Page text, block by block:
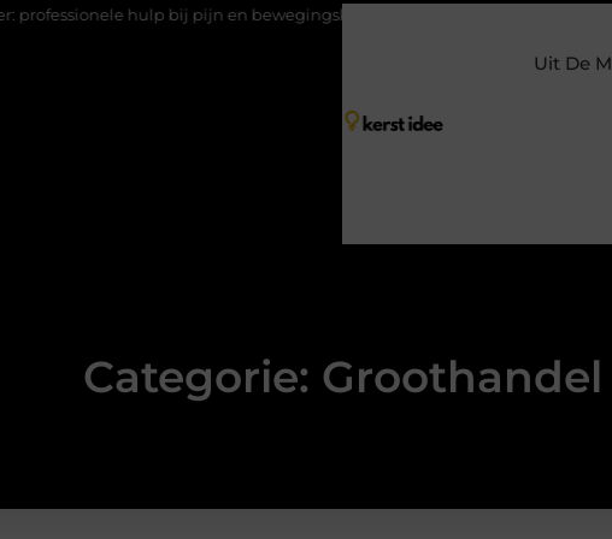
hulp bij pijn en bewegingsklachten
Uit De
Categorie: Groothandel